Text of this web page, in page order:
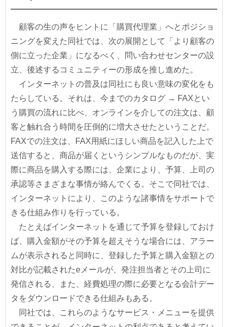
顧客の生の声をヒントに「購買代理業」へとポジショ
ニングを変えた同社では、次の展開として「より顧客の
側に立った企業」になるべく、問い合わせセンターの設
立、後述するコミュニティーの形成を推し進めた。
インターネットの普及は同社にも良い意味の変化をも
たらしている。それは、今までのカタログ → FAXとい
う購買の流れに比べ、オンラインを介しての注文は、顧
客と触れ合う時間を圧倒的に増大させたということだ。
FAXでの注文は、FAX用紙にほしい商品を記入した上で
送信すると、商品が届くというシンプルなものだが、実
際に商品を購入する際には、企業により、予算、上司の
承認等さまざまな事情が絡んでくる。そこで同社では、
インターネットにより、このような諸事情をサポートで
きる仕組み作りを行っている。
たとえばインターネットを通じて予算を登録しておけ
ば、購入金額がその予算を超えそうな場合には、アラー
ムが表示されると同時に、登録した予算と購入金額との
対比が記載されたeメールが、発注担当者とその上司に
発信される、また、経費処理の際に必要となる会計デー
タをダウンロードできる仕組みもある。
同社では、これらのようなサービス・メニューを提供